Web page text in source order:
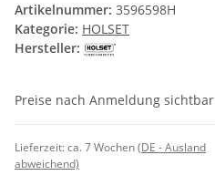
Artikelnummer: 3596598H
Kategorie: HOLSET
Hersteller:
Preise nach Anmeldung sichtbar
Lieferzeit:ca. 7 Wochen(DE - Ausland
abweichend)